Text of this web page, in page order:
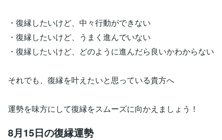
・復縁したいけど、中々行動ができない
・復縁したいけど、うまく進んでいない
・復縁したいけど、どのように進んだら良いかわからない
それでも、復縁を叶えたいと思っている貴方へ
運勢を味方にして復縁をスムーズに向かえましょう！
8月15日の復縁運勢